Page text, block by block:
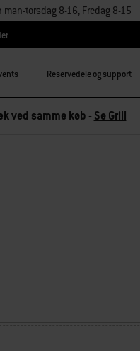
torsdag 8-16, Fredag 8-15
Reservedele og support
ved samme køb - Se Grill